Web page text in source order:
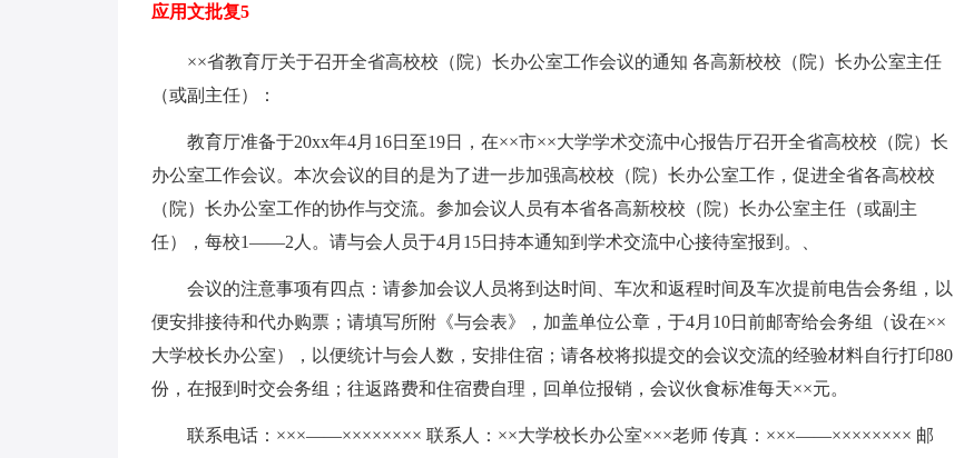
应用文批复5
××省教育厅关于召开全省高校校（院）长办公室工作会议的通知 各高新校校（院）长办公室主任
（或副主任）：
教育厅准备于20xx年4月16日至19日，在××市××大学学术交流中心报告厅召开全省高校校（院）长
办公室工作会议。本次会议的目的是为了进一步加强高校校（院）长办公室工作，促进全省各高校校
（院）长办公室工作的协作与交流。参加会议人员有本省各高新校校（院）长办公室主任（或副主
任），每校1——2人。请与会人员于4月15日持本通知到学术交流中心接待室报到。、
会议的注意事项有四点：请参加会议人员将到达时间、车次和返程时间及车次提前电告会务组，以
便安排接待和代办购票；请填写所附《与会表》，加盖单位公章，于4月10日前邮寄给会务组（设在××
大学校长办公室），以便统计与会人数，安排住宿；请各校将拟提交的会议交流的经验材料自行打印80
份，在报到时交会务组；往返路费和住宿费自理，回单位报销，会议伙食标准每天××元。
联系电话：×××——×××××××× 联系人：××大学校长办公室×××老师 传真：×××——×××××××× 邮